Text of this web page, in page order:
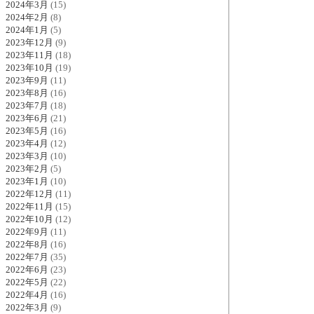
2024年3月 (15)
2024年2月 (8)
2024年1月 (5)
2023年12月 (9)
2023年11月 (18)
2023年10月 (19)
2023年9月 (11)
2023年8月 (16)
2023年7月 (18)
2023年6月 (21)
2023年5月 (16)
2023年4月 (12)
2023年3月 (10)
2023年2月 (5)
2023年1月 (10)
2022年12月 (11)
2022年11月 (15)
2022年10月 (12)
2022年9月 (11)
2022年8月 (16)
2022年7月 (35)
2022年6月 (23)
2022年5月 (22)
2022年4月 (16)
2022年3月 (9)